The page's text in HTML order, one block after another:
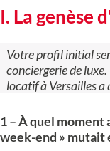
I. La genèse
Votre profil initial
conciergerie de
locatif à Versailles a
1 – À quel moment
week-end » mutait